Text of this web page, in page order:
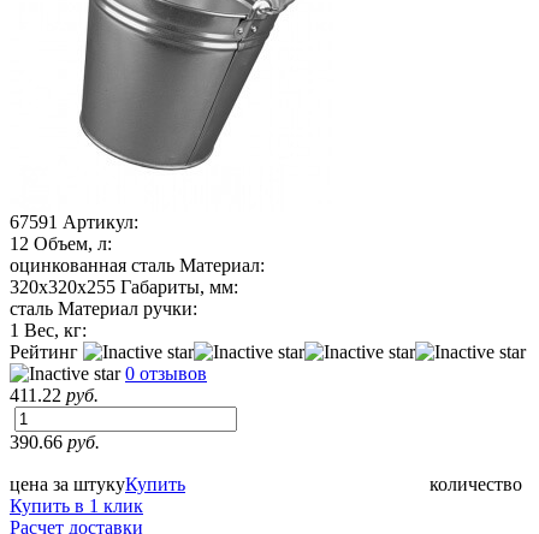
67591 Артикул:
12 Объем, л:
оцинкованная сталь Материал:
320х320х255 Габариты, мм:
сталь Материал ручки:
1 Вес, кг:
Рейтинг
0 отзывов
411.22 руб.
390.66 руб.
цена за штуку количество
Купить
Купить в 1 клик
Расчет доставки